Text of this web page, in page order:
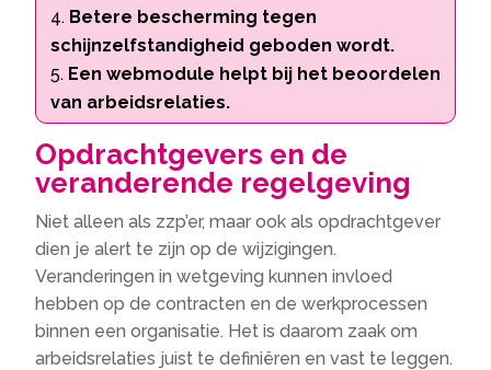
Betere bescherming tegen
schijnzelfstandigheid geboden wordt.
Een webmodule helpt bij het beoordelen
van arbeidsrelaties.
Opdrachtgevers en de
veranderende regelgeving
Niet alleen als zzp’er, maar ook als opdrachtgever
dien je alert te zijn op de wijzigingen.
Veranderingen in wetgeving kunnen invloed
hebben op de contracten en de werkprocessen
binnen een organisatie. Het is daarom zaak om
arbeidsrelaties juist te definiëren en vast te leggen.